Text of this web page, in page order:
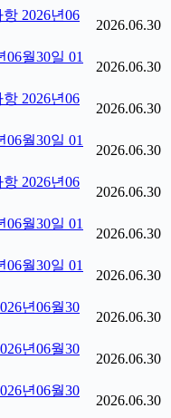
2026년06
2026.06.30
월30일 01
2026.06.30
2026년06
2026.06.30
월30일 01
2026.06.30
2026년06
2026.06.30
월30일 01
2026.06.30
월30일 01
2026.06.30
년06월30
2026.06.30
년06월30
2026.06.30
년06월30
2026.06.30